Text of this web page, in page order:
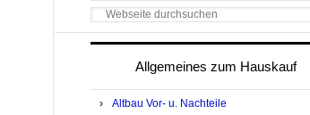
Webseite
durchsuchen
Allgemeines zum Hauskauf
Altbau Vor- u. Nachteile